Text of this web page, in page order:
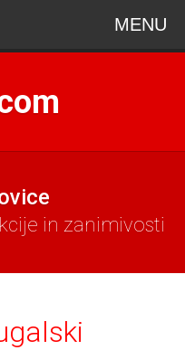
MENU
in zanimivosti